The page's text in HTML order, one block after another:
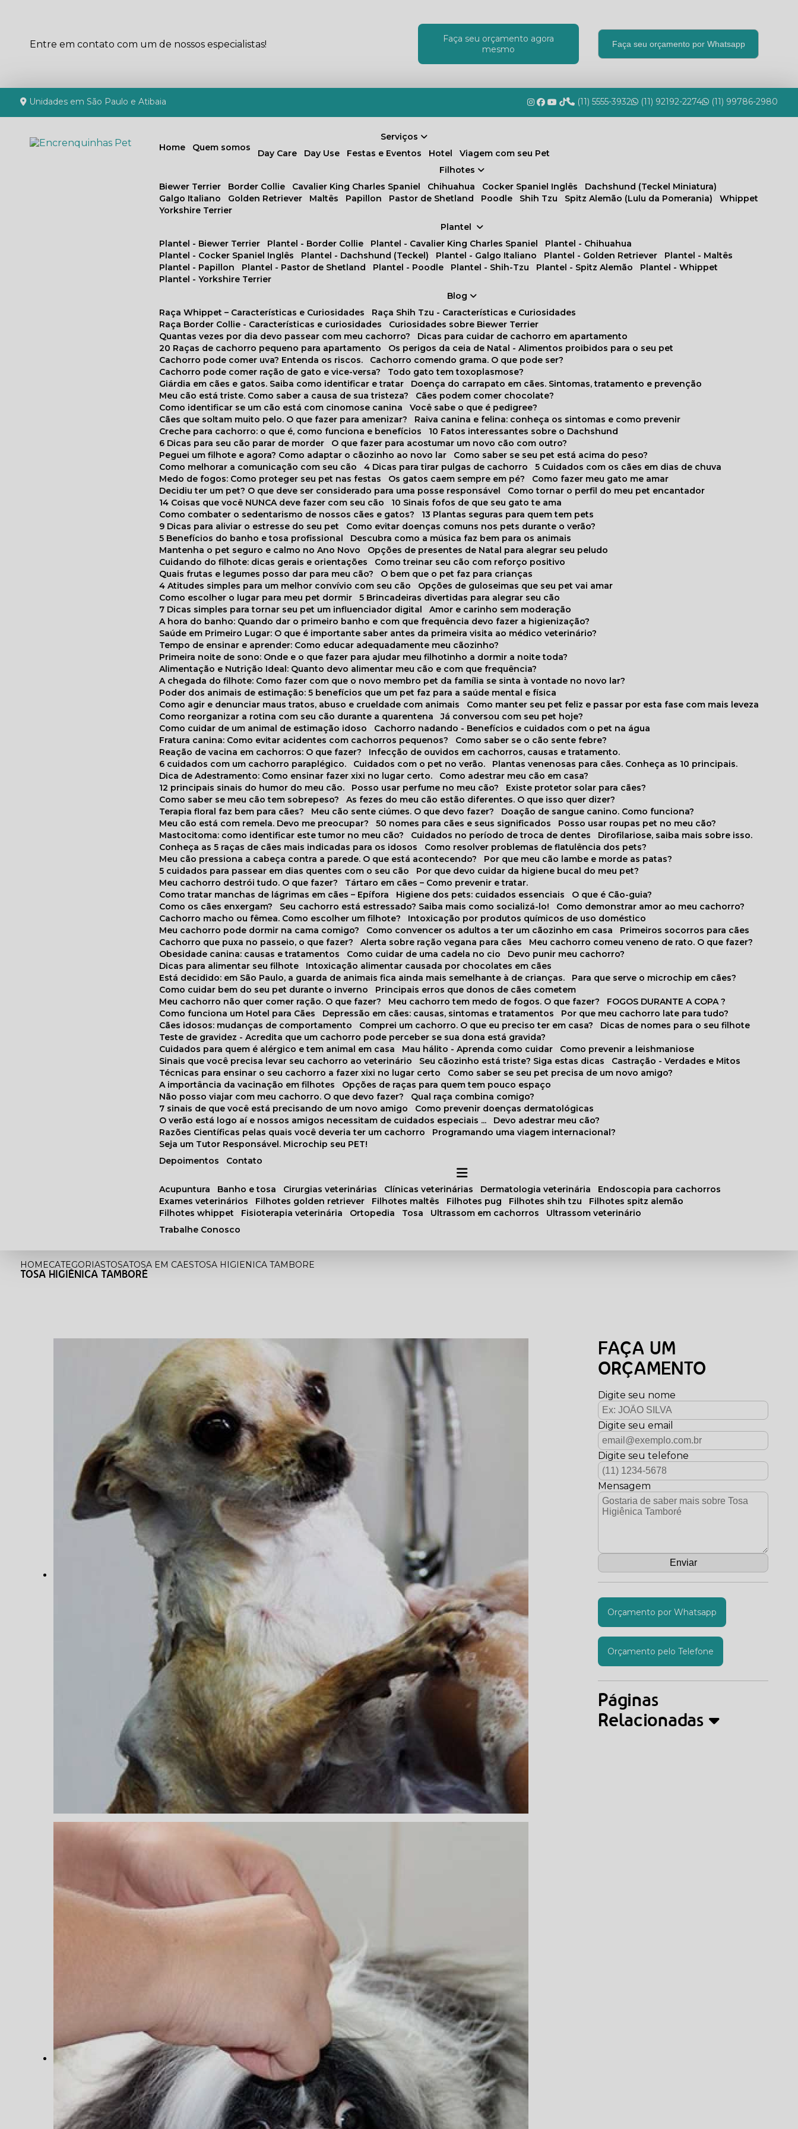
Entre em contato com um de nossos especialistas!
Faça seu orçamento agora
mesmo
Faça seu orçamento por Whatsapp
Unidades em São Paulo e Atibaia (11) 5555-3932 (11) 92192-2274 (11) 99786-2980
Home Quem somos
Depoimentos
Plantel
Plantel - Biewer Terrier
Plantel - Border Collie Plantel - Cavalier King Charles Spaniel
Plantel - Chihuahua
Plantel - Cocker Spaniel Inglês
Plantel - Dachshund (Teckel) Plantel - Galgo Italiano Plantel - Golden Retriever
Plantel - Maltês
Plantel - Papillon
Plantel - Pastor de Shetland Plantel - Poodle Plantel - Shih-Tzu Plantel - Spitz Alemão
Plantel - Whippet
Plantel - Yorkshire Terrier
Blog
Raça Whippet – Características e Curiosidades
Raça Shih Tzu - Características e Curiosidades
Raça Border Collie - Características e curiosidades
Curiosidades sobre Biewer Terrier
Quantas vezes por dia devo passear com meu cachorro?
Dicas para cuidar de cachorro em apartamento
20 Raças de cachorro pequeno para apartamento
Os perigos da ceia de Natal - Alimentos proibidos para o seu pet
Cachorro pode comer uva? Entenda os riscos.
Cachorro comendo grama. O que pode ser?
Cachorro pode comer ração de gato e vice-versa?
Todo gato tem toxoplasmose?
Giárdia em cães e gatos. Saiba como identificar e tratar
Doença do carrapato em cães. Sintomas, tratamento e prevenção
Meu cão está triste. Como saber a causa de sua tristeza?
Cães podem comer chocolate?
Como identificar se um cão está com cinomose canina
Você sabe o que é pedigree?
Cães que soltam muito pelo. O que fazer para amenizar?
Raiva canina e felina: conheça os sintomas e como prevenir
Creche para cachorro: o que é, como funciona e benefícios
10 Fatos interessantes sobre o Dachshund
6 Dicas para seu cão parar de morder
O que fazer para acostumar um novo cão com outro?
Peguei um filhote e agora? Como adaptar o cãozinho ao novo lar
Como saber se seu pet está acima do peso?
Como melhorar a comunicação com seu cão
4 Dicas para tirar pulgas de cachorro
5 Cuidados com os cães em dias de chuva
Medo de fogos: Como proteger seu pet nas festas
Os gatos caem sempre em pé?
Como fazer meu gato me amar
Decidiu ter um pet? O que deve ser considerado para uma posse responsável
Como tornar o perfil do meu pet encantador
14 Coisas que você NUNCA deve fazer com seu cão
10 Sinais fofos de que seu gato te ama
Como combater o sedentarismo de nossos cães e gatos?
13 Plantas seguras para quem tem pets
9 Dicas para aliviar o estresse do seu pet
Como evitar doenças comuns nos pets durante o verão?
5 Benefícios do banho e tosa profissional
Descubra como a música faz bem para os animais
Mantenha o pet seguro e calmo no Ano Novo
Opções de presentes de Natal para alegrar seu peludo
Cuidando do filhote: dicas gerais e orientações
Como treinar seu cão com reforço positivo
Quais frutas e legumes posso dar para meu cão?
O bem que o pet faz para crianças
4 Atitudes simples para um melhor convívio com seu cão
Opções de guloseimas que seu pet vai amar
Como escolher o lugar para meu pet dormir
5 Brincadeiras divertidas para alegrar seu cão
7 Dicas simples para tornar seu pet um influenciador digital
Amor e carinho sem moderação
A hora do banho: Quando dar o primeiro banho e com que frequência devo fazer a higienização?
Saúde em Primeiro Lugar: O que é importante saber antes da primeira visita ao médico veterinário?
Tempo de ensinar e aprender: Como educar adequadamente meu cãozinho?
Primeira noite de sono: Onde e o que fazer para ajudar meu filhotinho a dormir a noite toda?
Alimentação e Nutrição Ideal: Quanto devo alimentar meu cão e com que frequência?
A chegada do filhote: Como fazer com que o novo membro pet da família se sinta à vontade no novo lar?
Poder dos animais de estimação: 5 benefícios que um pet faz para a saúde mental e física
Como agir e denunciar maus tratos, abuso e crueldade com animais
Como manter seu pet feliz e passar por esta fase com mais leveza
Como reorganizar a rotina com seu cão durante a quarentena
Já conversou com seu pet hoje?
Como cuidar de um animal de estimação idoso
Cachorro nadando - Benefícios e cuidados com o pet na água
Fratura canina: Como evitar acidentes com cachorros pequenos?
Como saber se o cão sente febre?
Reação de vacina em cachorros: O que fazer?
Infecção de ouvidos em cachorros, causas e tratamento.
6 cuidados com um cachorro paraplégico.
Cuidados com o pet no verão.
Plantas venenosas para cães. Conheça as 10 principais.
Dica de Adestramento: Como ensinar fazer xixi no lugar certo.
Como adestrar meu cão em casa?
12 principais sinais do humor do meu cão.
Posso usar perfume no meu cão?
Existe protetor solar para cães?
Como saber se meu cão tem sobrepeso?
As fezes do meu cão estão diferentes. O que isso quer dizer?
Terapia floral faz bem para cães?
Meu cão sente ciúmes. O que devo fazer?
Doação de sangue canino. Como funciona?
Meu cão está com remela. Devo me preocupar?
50 nomes para cães e seus significados
Posso usar roupas pet no meu cão?
Mastocitoma: como identificar este tumor no meu cão?
Cuidados no período de troca de dentes
Dirofilariose, saiba mais sobre isso.
Conheça as 5 raças de cães mais indicadas para os idosos
Como resolver problemas de flatulência dos pets?
Meu cão pressiona a cabeça contra a parede. O que está acontecendo?
Por que meu cão lambe e morde as patas?
5 cuidados para passear em dias quentes com o seu cão
Por que devo cuidar da higiene bucal do meu pet?
Meu cachorro destrói tudo. O que fazer?
Tártaro em cães – Como prevenir e tratar.
Como tratar manchas de lágrimas em cães – Epífora
Higiene dos pets: cuidados essenciais
O que é Cão-guia?
Como os cães enxergam?
Seu cachorro está estressado? Saiba mais como socializá-lo!
Como demonstrar amor ao meu cachorro?
Cachorro macho ou fêmea. Como escolher um filhote?
Intoxicação por produtos químicos de uso doméstico
Meu cachorro pode dormir na cama comigo?
Como convencer os adultos a ter um cãozinho em casa
Primeiros socorros para cães
Cachorro que puxa no passeio, o que fazer?
Alerta sobre ração vegana para cães
Meu cachorro comeu veneno de rato. O que fazer?
Obesidade canina: causas e tratamentos
Como cuidar de uma cadela no cio
Devo punir meu cachorro?
Dicas para alimentar seu filhote
Intoxicação alimentar causada por chocolates em cães
Está decidido: em São Paulo, a guarda de animais fica ainda mais semelhante à de crianças.
Para que serve o microchip em cães?
Como cuidar bem do seu pet durante o inverno
Principais erros que donos de cães cometem
Meu cachorro não quer comer ração. O que fazer?
Meu cachorro tem medo de fogos. O que fazer?
FOGOS DURANTE A COPA ?
Como funciona um Hotel para Cães
Depressão em cães: causas, sintomas e tratamentos
Por que meu cachorro late para tudo?
Cães idosos: mudanças de comportamento
Comprei um cachorro. O que eu preciso ter em casa?
Dicas de nomes para o seu filhote
Teste de gravidez - Acredita que um cachorro pode perceber se sua dona está gravida?
Cuidados para quem é alérgico e tem animal em casa
Mau hálito - Aprenda como cuidar
Como prevenir a leishmaniose
Sinais que você precisa levar seu cachorro ao veterinário
Seu cãozinho está triste? Siga estas dicas
Castração - Verdades e Mitos
Técnicas para ensinar o seu cachorro a fazer xixi no lugar certo
Como saber se seu pet precisa de um novo amigo?
A importância da vacinação em filhotes
Opções de raças para quem tem pouco espaço
Não posso viajar com meu cachorro. O que devo fazer?
Qual raça combina comigo?
7 sinais de que você está precisando de um novo amigo
Como prevenir doenças dermatológicas
O verão está logo aí e nossos amigos necessitam de cuidados especiais ...
Devo adestrar meu cão?
Razões Científicas pelas quais você deveria ter um cachorro
Programando uma viagem internacional?
Seja um Tutor Responsável. Microchip seu PET!
Serviços
Day Care
Day Use Festas e Eventos Hotel
Viagem com seu Pet
Filhotes
Biewer Terrier
Border Collie Cavalier King Charles Spaniel Chihuahua Cocker Spaniel Inglês
Dachshund (Teckel Miniatura)
Galgo Italiano
Golden Retriever Maltês Papillon Pastor de Shetland Poodle Shih Tzu Spitz Alemão (Lulu da Pomerania)
Whippet
Yorkshire Terrier
Contato
acupuntura banho e tosa cirurgias veterinárias clínicas veterinárias dermatologia veterinária
endoscopia para cachorros
exames veterinários
filhotes golden retriever filhotes maltês filhotes pug filhotes shih tzu
filhotes spitz alemão
filhotes whippet
fisioterapia veterinária ortopedia tosa ultrassom em cachorros
ultrassom veterinário
Trabalhe Conosco
HOMECATEGORIASTOSATOSA EM CAESTOSA HIGIENICA TAMBORE
TOSA HIGIÊNICA TAMBORÉ
FAÇA UM
ORÇAMENTO
Digite seu nome
Digite seu email
Digite seu telefone
Mensagem
Orçamento por Whatsapp
Orçamento pelo Telefone
Páginas
Relacionadas